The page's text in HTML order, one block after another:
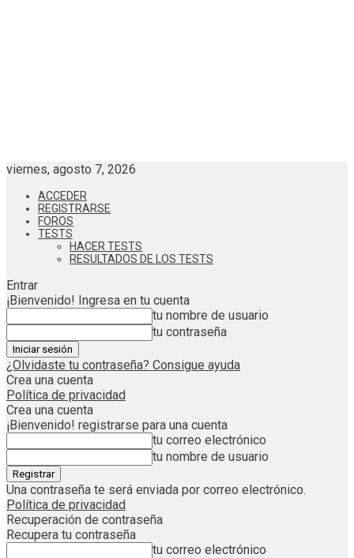
viernes, agosto 7, 2026
ACCEDER
REGISTRARSE
FOROS
TESTS
HACER TESTS
RESULTADOS DE LOS TESTS
Entrar
¡Bienvenido! Ingresa en tu cuenta
tu nombre de usuario
tu contraseña
¿Olvidaste tu contraseña? Consigue ayuda
Crea una cuenta
Política de privacidad
Crea una cuenta
¡Bienvenido! registrarse para una cuenta
tu correo electrónico
tu nombre de usuario
Una contraseña te será enviada por correo electrónico.
Política de privacidad
Recuperación de contraseña
Recupera tu contraseña
tu correo electrónico